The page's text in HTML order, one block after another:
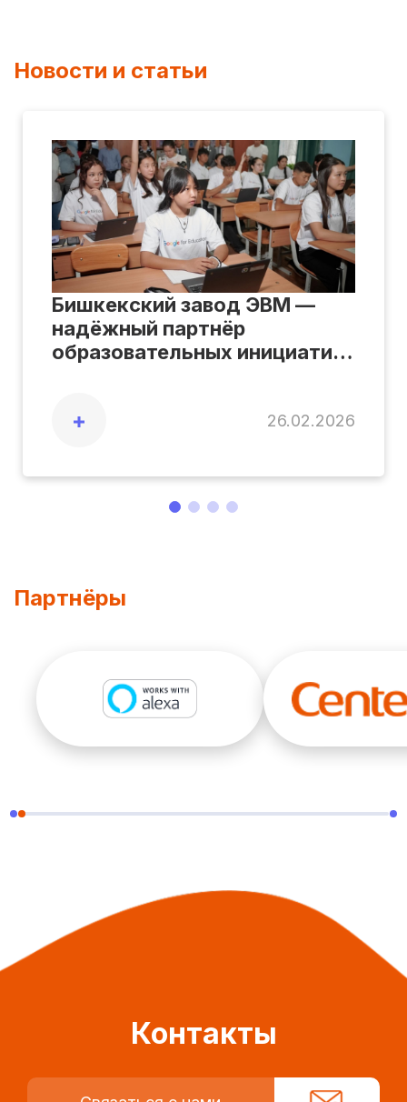
Новости и статьи
Бишкекский завод ЭВМ —
надёжный партнёр
образовательных инициатив
тестирование и сервисную
Centerm. В партнёрстве с
реализовали проекты по
26.02.2026
Партнёры
Контакты